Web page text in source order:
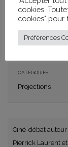
PARTAGER
CATÉGORIES
Projections
Ciné-débat
Pierrick Laurent
cookies.
cookies" pour
Préférences